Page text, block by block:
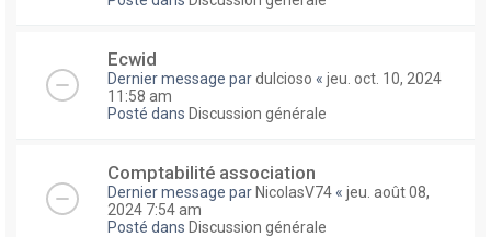
Ecwid
Dernier message pardulcioso « jeu. oct. 10, 2024
11:58 am
Posté dans Discussion générale
Comptabilité association
Dernier message par NicolasV74 « jeu. août 08,
2024 7:54 am
Posté dans Discussion générale